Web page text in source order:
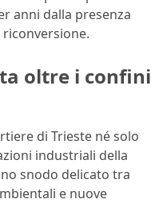
anni dalla presenza
oltre i confini
di Trieste né solo
industriali della
snodo delicato tra
e nuove